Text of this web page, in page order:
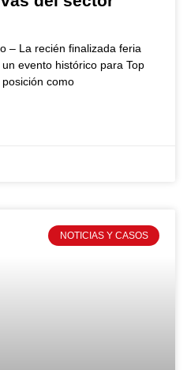
– La recién finalizada feria
evento histórico para Top
como
NOTICIAS Y CASOS